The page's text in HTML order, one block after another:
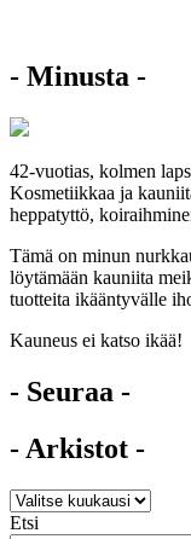
- Minusta -
42-vuotias, kolmen
Kosmetiikkaa ja
heppatyttö,
Tämä on minun
löytämään kauniita
tuotteita ikääntyvälle
Kauneus ei katso ikää!
- Seuraa -
- Arkistot -
Etsi